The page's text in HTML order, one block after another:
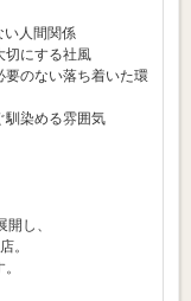
人間関係
切にする社風
要のない落ち着いた環
馴染める雰囲気
し、
。